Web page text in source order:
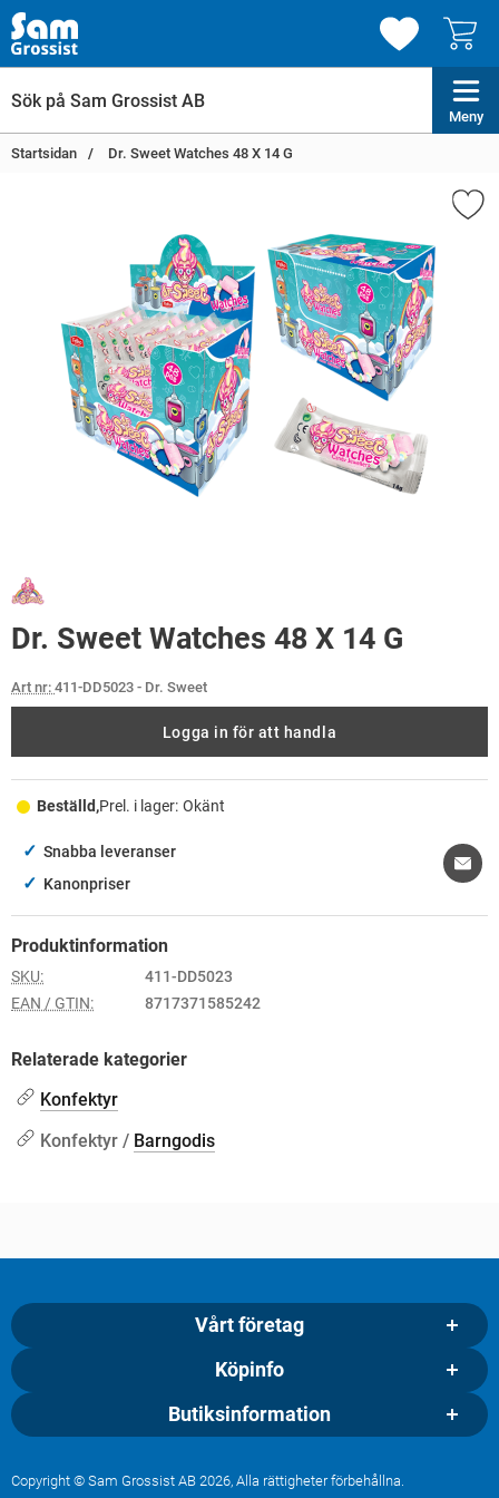
Meny
Startsidan Dr. Sweet Watches 48 X 14 G
Dr. Sweet Watches 48 X 14 G
Art nr: 411-DD5023 - Dr. Sweet
Logga in för att handla
Beställd,Prel. i lager: Okänt
✓ Snabba leveranser
✓ Kanonpriser
Produktinformation
SKU:
411-DD5023
EAN / GTIN:
8717371585242
Relaterade kategorier
Konfektyr
Konfektyr / Barngodis
Vårt företag
Köpinfo
Butiksinformation
Copyright © Sam Grossist AB 2026, Alla rättigheter förbehållna.